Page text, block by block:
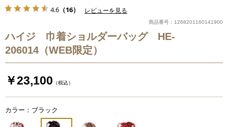
4.6 （16） レビューを見る
商品番号：1268201160141900
ハイジ 巾着ショルダーバッグ HE-
206014（WEB限定）
￥23,100 （税込）
カラー：ブラック